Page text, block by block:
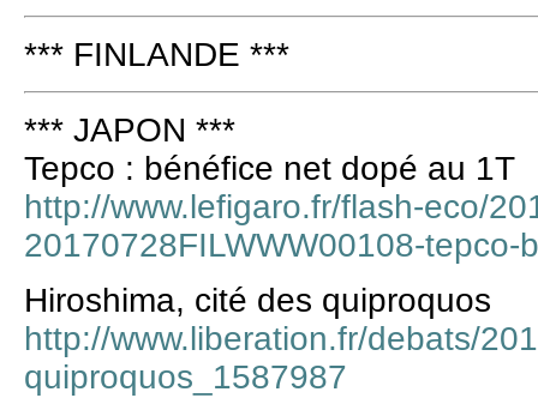
*** FINLANDE ***
*** JAPON ***
Tepco : bénéfice net dopé au 1T
http://www.lefigaro.fr/flash-eco/
20170728FILWWW00108-
Hiroshima, cité des quiproquos
http://www.liberation.fr/debats/
quiproquos_1587987